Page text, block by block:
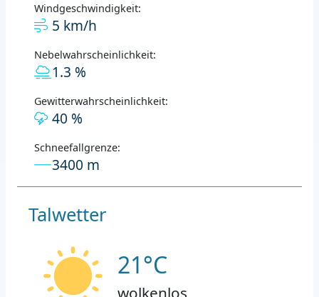
Windgeschwindigkeit:
5 km/h
Nebelwahrscheinlichkeit:
1.3 %
Gewitterwahrscheinlichkeit:
40 %
Schneefallgrenze:
3400 m
Talwetter
21°C
wolkenlos